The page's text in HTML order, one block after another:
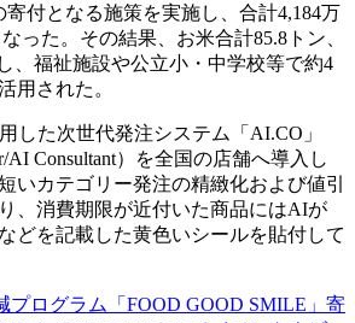
付となる施策を実施し、合計4,184万
った。その結果、お米合計85.8トン、
、福祉施設や公立小・中学校等で約4
用された。
した次世代発注システム「AI.CO」
AI Consultant）を全国の店舗へ導入し
いカテゴリー発注の精緻化および値引
、消費期限が近付いた商品にはAIが
どを記載した黄色いシールを貼付して
プログラム「FOOD GOOD SMILE」寄